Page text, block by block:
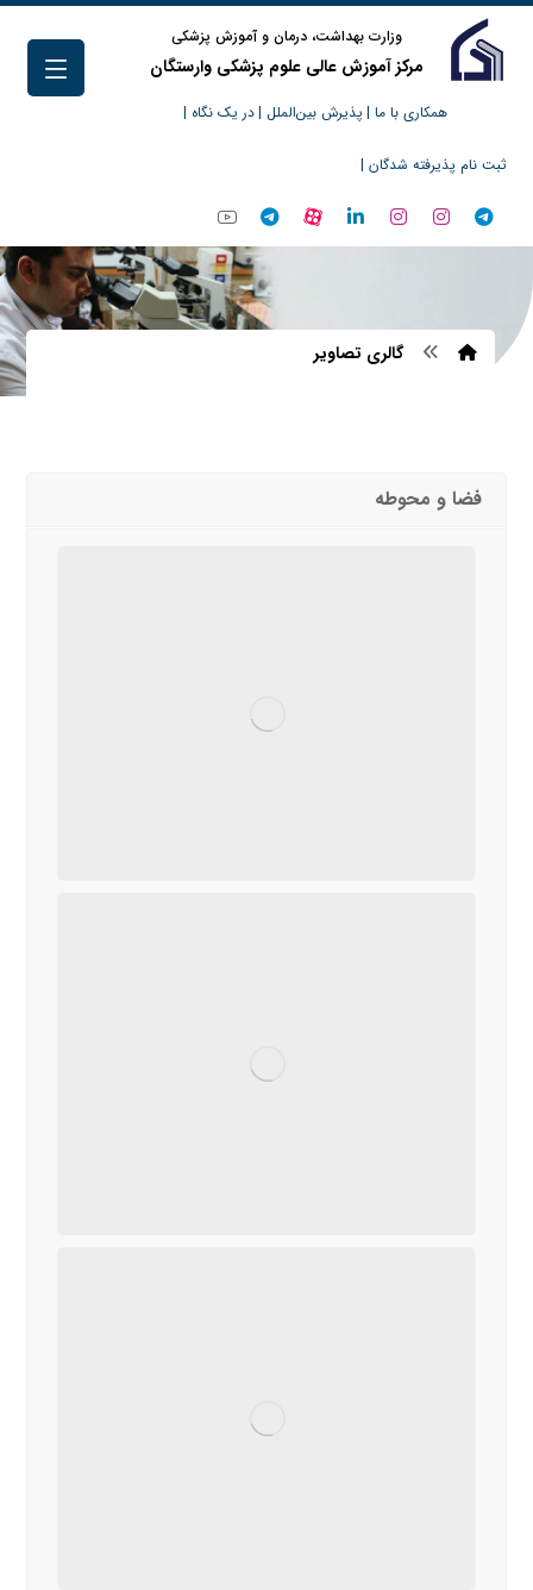
وزارت بهداشت، درمان و آموزش پزشکی
مرکز آموزش عالی علوم پزشکی وارستگان
همکاری با ما | پذیرش بین‌الملل |در یک نگاه |
ثبت نام پذیرفته شدگان |
گالری تصاویر
فضا و محوطه